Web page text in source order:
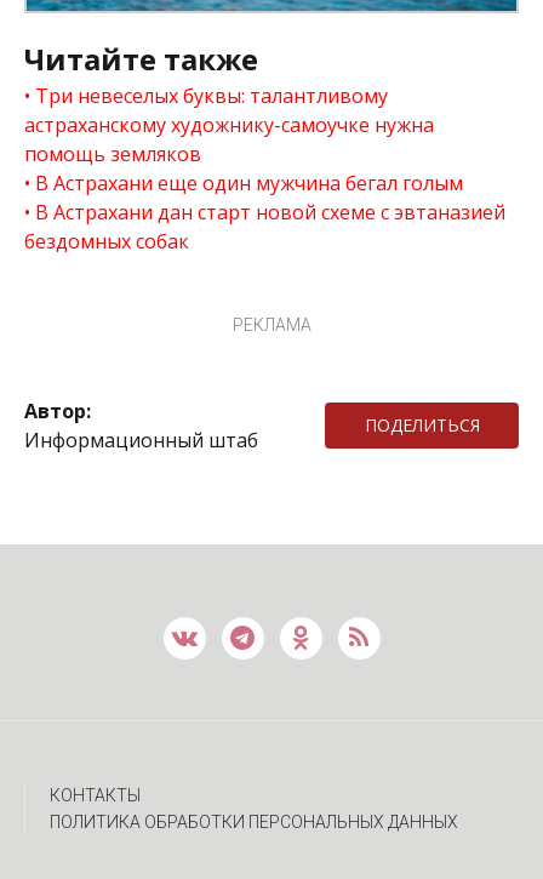
Читайте также
Три невеселых буквы: талантливому
астраханскому художнику-самоучке нужна
помощь земляков
В Астрахани еще один мужчина бегал голым
В Астрахани дан старт новой схеме с эвтаназией
бездомных собак
РЕКЛАМА
Автор:
Информационный штаб
ПОДЕЛИТЬСЯ
КОНТАКТЫ
ПОЛИТИКА ОБРАБОТКИ ПЕРСОНАЛЬНЫХ ДАННЫХ